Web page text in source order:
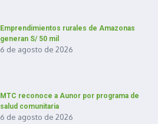
Emprendimientos rurales de Amazonas
generan S/ 50 mil
6 de agosto de 2026
MTC reconoce a Aunor por programa de
salud comunitaria
6 de agosto de 2026